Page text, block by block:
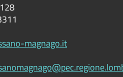
magnago.it